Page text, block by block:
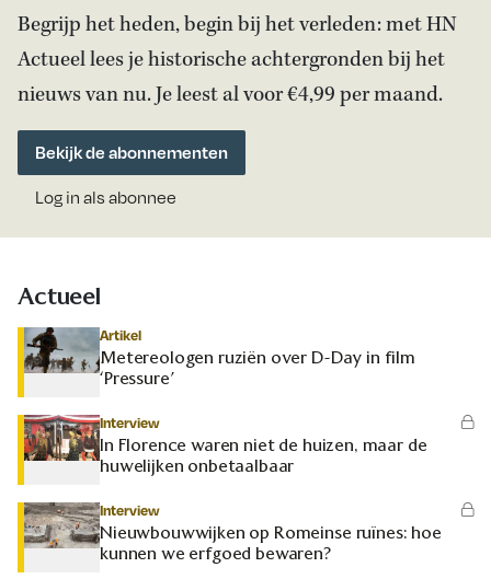
Begrijp het heden, begin bij het verleden: met HN
Actueel lees je historische achtergronden bij het
nieuws van nu. Je leest al voor €4,99 per maand.
Bekijk de abonnementen
Log in als abonnee
Actueel
Artikel
Metereologen ruziën over D-Day in film
‘Pressure’
Interview
In Florence waren niet de huizen, maar de
huwelijken onbetaalbaar
Interview
Nieuwbouwwijken op Romeinse ruïnes: hoe
kunnen we erfgoed bewaren?